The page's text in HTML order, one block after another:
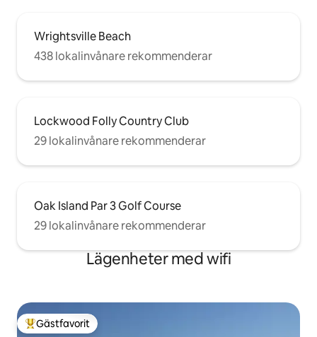
Wrightsville Beach
438 lokalinvånare rekommenderar
Lockwood Folly Country Club
29 lokalinvånare rekommenderar
Oak Island Par 3 Golf Course
29 lokalinvånare rekommenderar
Lägenheter med wifi
Populär gästfavorit
Gästfavorit